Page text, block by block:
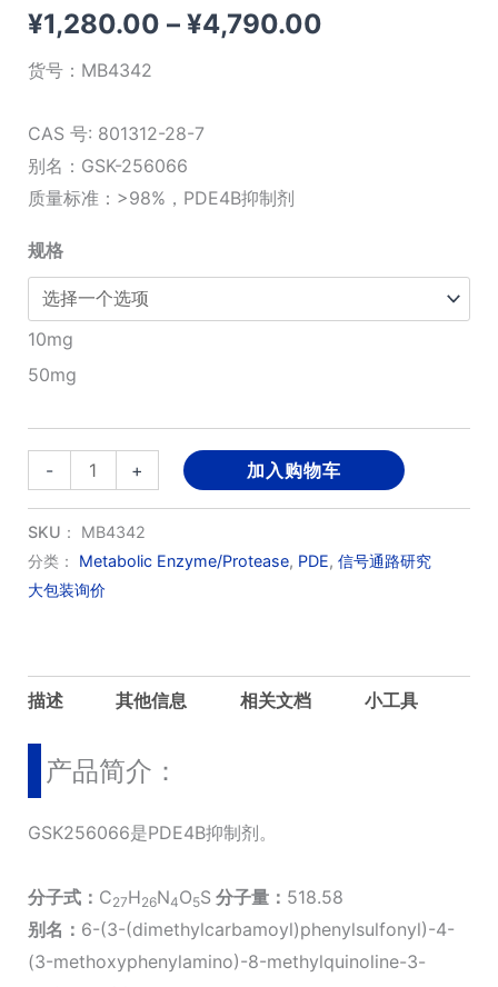
¥1,280.00 – ¥4,790.00价
¥4,790.00
货号： MB4342
CAS 号: 801312-28-7
别名：GSK-256066
质量标准：>98%，PDE4B抑制剂
规格
10mg
50mg
-
GSK256066
数
量
+ 加入购物车
SKU： MB4342
分类： Metabolic Enzyme/Protease, PDE, 信号通路研究
大包装询价
描述 其他信息 相关文档 小工具
产品简介：
GSK256066是PDE4B抑制剂。
分子式： C27H26N4O5S 分子量： 518.58
别名： 6-(3-(dimethylcarbamoyl)phenylsulfonyl)-4-
(3-methoxyphenylamino)-8-methylquinoline-3-